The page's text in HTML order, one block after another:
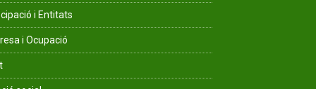
i Entitats
i Ocupació